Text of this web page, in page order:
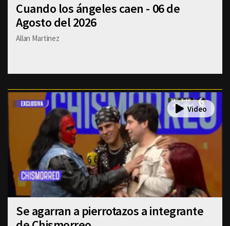
Cuando los ángeles caen - 06 de
Agosto del 2026
Allan Martinez
Se agarran a pierrotazos a integrante